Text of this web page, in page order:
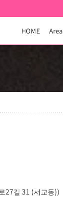
HOME Area
27길 31 (서교동))